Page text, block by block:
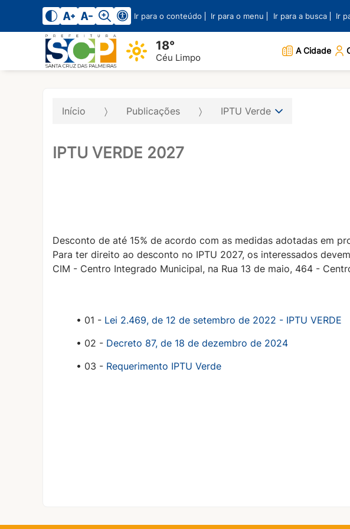
Ir para o conteúdo Ir para o menu Ir para a busca Ir
18°
Céu Limpo
A Cidade
Início Publicações IPTU Verde
IPTU VERDE 2027
Desconto de até 15% de acordo com as medidas adotadas em
Para ter direito ao desconto no IPTU 2027, os interessados
CIM - Centro Integrado Municipal, na Rua 13 de maio, 464 -
• 01 - Lei 2.469, de 12 de setembro de 2022 - IPTU VERDE
• 02 - Decreto 87, de 18 de dezembro de 2024
• 03 - Requerimento IPTU Verde